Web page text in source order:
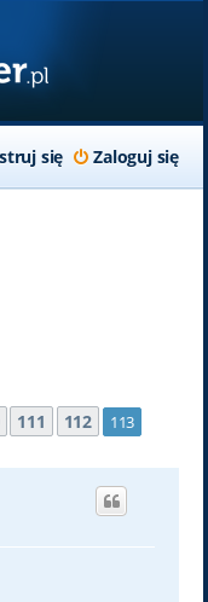
Zaloguj się
się
111 112 113